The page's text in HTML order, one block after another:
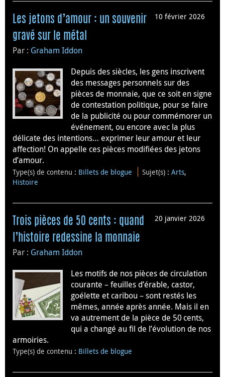
10 février 2026
Les jetons d’amour : un souvenir
gravé sur le métal
Par : Graham Iddon
Depuis des siècles, les gens inscrivent
des messages personnels sur des
pièces de monnaie, que ce soit en signe
de contestation politique, pour se faire
de la publicité ou pour commémorer un
événement, ou encore avec la plus
délicate des intentions… exprimer leur amour et leur
affection! On appelle ces pièces modifiées des jetons
d’amour.
Type(s) de contenu : Billets de blogue Sujet(s) :Arts,
Histoire
20 janvier 2026
Trois pièces de 50 cents : quand
l’histoire redessine la monnaie
Par : Graham Iddon
Les motifs de nos pièces de circulation
courante – feuilles d’érable, castor,
goélette et caribou – sont restés les
mêmes, année après année. Mais il en
va autrement de la pièce de 50 cents,
qui a changé au fil de l’évolution de nos
armoiries.
Type(s) de contenu : Billets de blogue